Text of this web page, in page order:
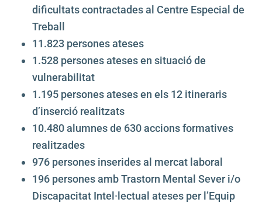
dificultats contractades al Centre Especial de
Treball
11.823 persones ateses
1.528 persones ateses en situació de
vulnerabilitat
1.195 persones ateses en els 12 itineraris
d’inserció realitzats
10.480 alumnes de 630 accions formatives
realitzades
976 persones inserides al mercat laboral
196 persones amb Trastorn Mental Sever i/o
Discapacitat Intel·lectual ateses per l’Equip